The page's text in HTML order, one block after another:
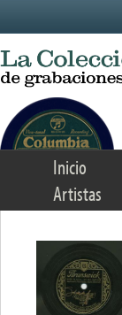
Inicio
Artistas